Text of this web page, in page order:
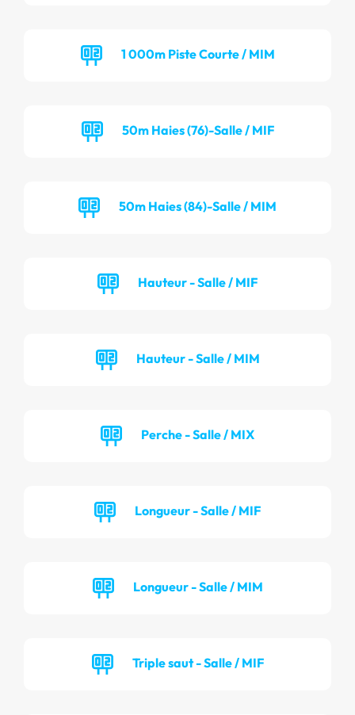
1 000m Piste Courte / MIM
50m Haies (76)-Salle / MIF
50m Haies (84)-Salle / MIM
Hauteur - Salle / MIF
Hauteur - Salle / MIM
Perche - Salle / MIX
Longueur - Salle / MIF
Longueur - Salle / MIM
Triple saut - Salle / MIF